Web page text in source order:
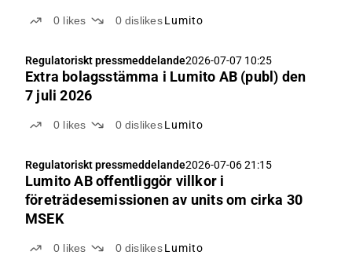
0 likes 0 dislikes Lumito
Regulatoriskt pressmeddelande2026-07-07 10:25
Extra bolagsstämma i Lumito AB (publ) den
7 juli 2026
0 likes 0 dislikes Lumito
Regulatoriskt pressmeddelande2026-07-06 21:15
Lumito AB offentliggör villkor i
företrädesemissionen av units om cirka 30
MSEK
0 likes 0 dislikes Lumito